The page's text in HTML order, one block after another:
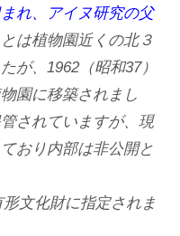
れ、アイヌ研究の父
は植物園近くの北３
が、1962（昭和37）
園に移築されまし
されていますが、現
おり内部は非公開と
文化財に指定されま